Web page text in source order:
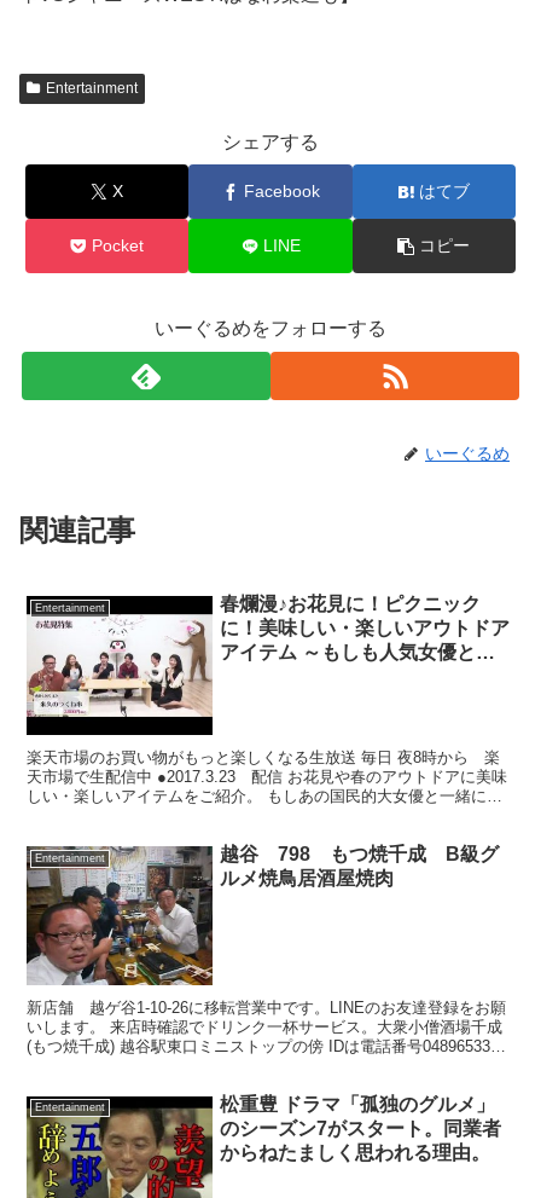
Entertainment
シェアする
X Facebook はてブ
Pocket LINE コピー
いーぐるめをフォローする
いーぐるめ
関連記事
Entertainment
春爛漫♪お花見に！ピクニック
に！美味しい・楽しいアウトドア
アイテム ～もしも人気女優とお
楽天市場のお買い物がもっと楽しくなる生放送 毎日 夜8時から 楽
天市場で生配信中 ●2017.3.23 配信 お花見や春のアウトドアに美味
しい・楽しいアイテムをご紹介。 もしあの国民的大女優と一緒にお
Entertainment
越谷 798 もつ焼千成 B級グ
ルメ焼鳥居酒屋焼肉
新店舗 越ゲ谷1-10-26に移転営業中です。LINEのお友達登録をお願
いします。 来店時確認でドリンク一杯サービス。大衆小僧酒場千成
(もつ焼千成) 越谷駅東口ミニストップの傍 IDは電話番号0489653309
Entertainment
松重豊 ドラマ「孤独のグルメ」
のシーズン7がスタート。同業者
からねたましく思われる理由。